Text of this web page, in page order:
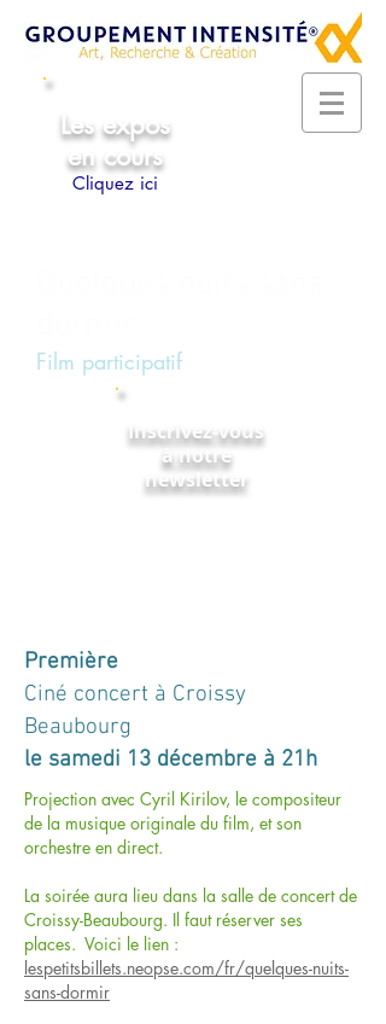
Les expos
en cours
Cliquez ici
Film participatif
Inscrivez-vous
à notre
newsletter
Première
Ciné concert à Croissy
Beaubourg
le samedi 13 décembre à 21h
Projection avec Cyril Kirilov, le compositeur
de la musique originale du film, et son
orchestre en direct.
La soirée aura lieu dans la salle de concert de
Croissy-Beaubourg. Il faut réserver ses
places. Voici le lien :
lespetitsbillets.neopse.com/fr/quelques-nuits-
sans-dormir